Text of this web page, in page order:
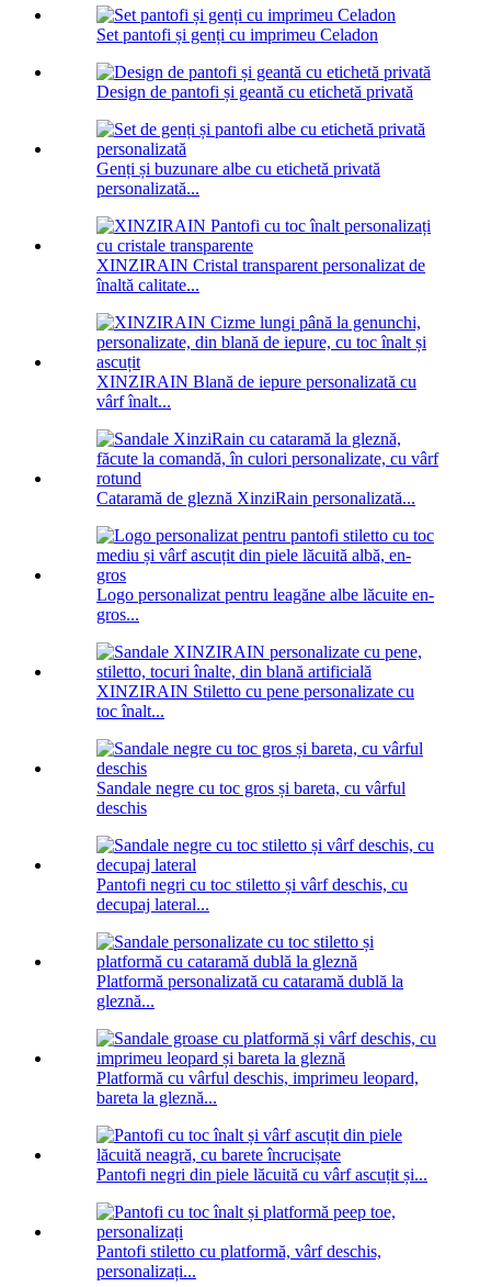
Set pantofi și genți cu imprimeu Celadon
Design de pantofi și geantă cu etichetă privată
Genți și buzunare albe cu etichetă privată
personalizată...
XINZIRAIN Cristal transparent personalizat de
înaltă calitate...
XINZIRAIN Blană de iepure personalizată cu
vârf înalt...
Cataramă de gleznă XinziRain personalizată...
Logo personalizat pentru leagăne albe lăcuite en-
gros...
XINZIRAIN Stiletto cu pene personalizate cu
toc înalt...
Sandale negre cu toc gros și bareta, cu vârful
deschis
Pantofi negri cu toc stiletto și vârf deschis, cu
decupaj lateral...
Platformă personalizată cu cataramă dublă la
gleznă...
Platformă cu vârful deschis, imprimeu leopard,
bareta la gleznă...
Pantofi negri din piele lăcuită cu vârf ascuțit și...
Pantofi stiletto cu platformă, vârf deschis,
personalizați...